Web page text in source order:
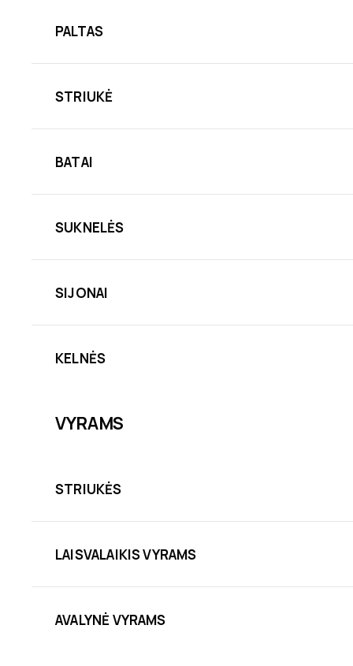
PALTAS
STRIUKĖ
BATAI
SUKNELĖS
SIJONAI
KELNĖS
VYRAMS
STRIUKĖS
LAISVALAIKIS VYRAMS
AVALYNĖ VYRAMS